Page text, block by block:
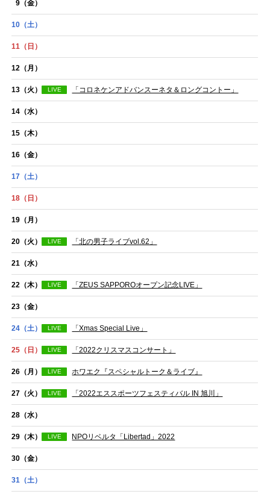
9 （金）
10 （土）
11 （日）
12 （月）
13 （火） LIVE 「コロネケンアドバンスーネタ＆ロングコントー」
14 （水）
15 （木）
16 （金）
17 （土）
18 （日）
19 （月）
20 （火） LIVE 「北の男子ライブvol.62」
21 （水）
22 （木） LIVE 「ZEUS SAPPOROオープン記念LIVE」
23 （金）
24 （土） LIVE 「Xmas Special Live」
25 （日） LIVE 「2022クリスマスコンサート」
26 （月） LIVE ホワエク『スペシャルトーク＆ライブ』
27 （火） LIVE 「2022エススポーツフェスティバル IN 旭川」
28 （水）
29 （木） LIVE NPOリベルタ「Libertad」2022
30 （金）
31 （土）